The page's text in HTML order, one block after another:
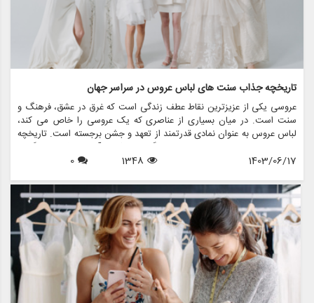
تاریخچه جذاب سنت های لباس عروس در سراسر جهان
عروسی یکی از عزیزترین نقاط عطف زندگی است که غرق در عشق، فرهنگ و
سنت است. در میان بسیاری از عناصری که یک عروسی را خاص می کند،
لباس عروس به عنوان نمادی قدرتمند از تعهد و جشن برجسته است. تاریخچه
سنت های لباس عروس به اندازه فرهنگ هایی که از آن سرچشمه می گیرند
متنوع است و ارزش های اجتماعی، آداب و رسوم منطقه ای و داستان های
های لباس عروسی در سراسر جهان را بررسی می کنیم و نشان می دهیم که
چگونه این آداب و رسوم در طول زمان تغییر کرده اند و معنای امروزی آنها
چیست.
1403/06/17
1348
0